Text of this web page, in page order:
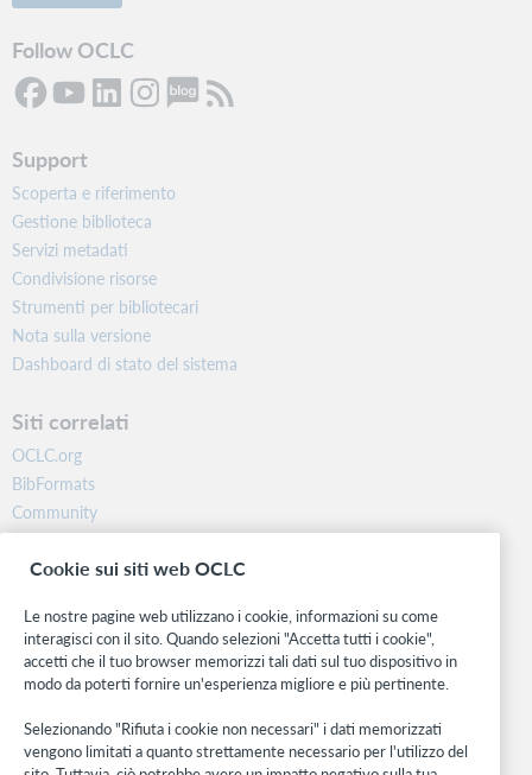
Follow OCLC
Support
Scoperta e riferimento
Gestione biblioteca
Servizi metadati
Condivisione risorse
Strumenti per bibliotecari
Nota sulla versione
Dashboard di stato del sistema
Siti correlati
OCLC.org
BibFormats
Community
Ricerca
WebJunction
Stay in the know.
Ricevi gli ultimi aggiornamenti di prodotti, ricerche, eventi e molto
altro direttamente nella tua casella di posta.
Cookie sui siti web OCLC
Le nostre pagine web utilizzano i cookie, informazioni su come
interagisci con il sito. Quando selezioni "Accetta tutti i cookie",
accetti che il tuo browser memorizzi tali dati sul tuo dispositivo in
modo da poterti fornire un'esperienza migliore e più pertinente.
Selezionando "Rifiuta i cookie non necessari" i dati memorizzati
vengono limitati a quanto strettamente necessario per l'utilizzo del